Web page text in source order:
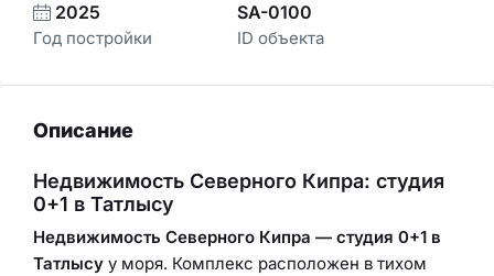
2025
Год постройки
SA-0100
ID объекта
Описание
Недвижимость Северного Кипра: студия
0+1 в Татлысу
Недвижимость Северного Кипра — студия 0+1 в
Татлысу у моря. Комплекс расположен в тихом